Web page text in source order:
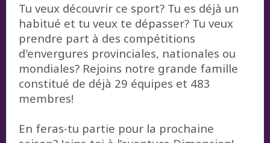
Tu veux découvrir ce sport? Tu es déjà un
habitué et tu veux te dépasser? Tu veux
prendre part à des compétitions
d'envergures provinciales, nationales ou
mondiales? Rejoins notre grande famille
constitué de déjà 29 équipes et 483
membres!
En feras-tu partie pour la prochaine